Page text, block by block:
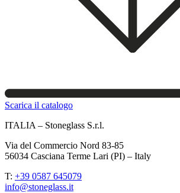
Scarica il catalogo
ITALIA – Stoneglass S.r.l.
Via del Commercio Nord 83-85
56034 Casciana Terme Lari (PI) – Italy
T: +39 0587 645079
info@stoneglass.it